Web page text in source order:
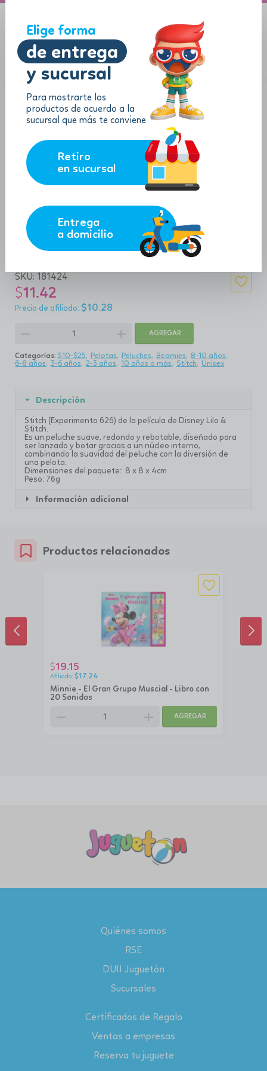
Elige forma
de entrega
y sucursal
Para mostrarte los
productos de acuerdo a la
sucursal que más te conviene
Retiro
en sucursal
Entrega
a domicilio
Ty Beanie Bouncer Disney - Pelota
SKU: 181424
$11.42
$10.28
remove add AGREGAR
Categorías: $10-$25 Pelotas Peluches Beamies
8-10 años
6-8 años 3-6 años 2-3 años 10 años o más Stitch Unisex
Descripción
Stitch (Experimento 626) de la película de Disney Lilo &
Stitch.
Es un peluche suave, redondo y rebotable, diseñado para
ser lanzado y botar gracias a un núcleo interno,
combinando la suavidad del peluche con la diversión de
una pelota.
Dimensiones del paquete: 8 x 8 x 4cm
Peso: 76g
Información adicional
Productos relacionados
Minnie - El Gran Grupo Muscial - Libro con
20 Sonidos
$19.15
$17.24
remove add AGREGAR
ANTERIOR
Quiénes somos
RSE
DUII Juguetón
Sucursales
Certificados de Regalo
Ventas a empresas
Reserva tu juguete